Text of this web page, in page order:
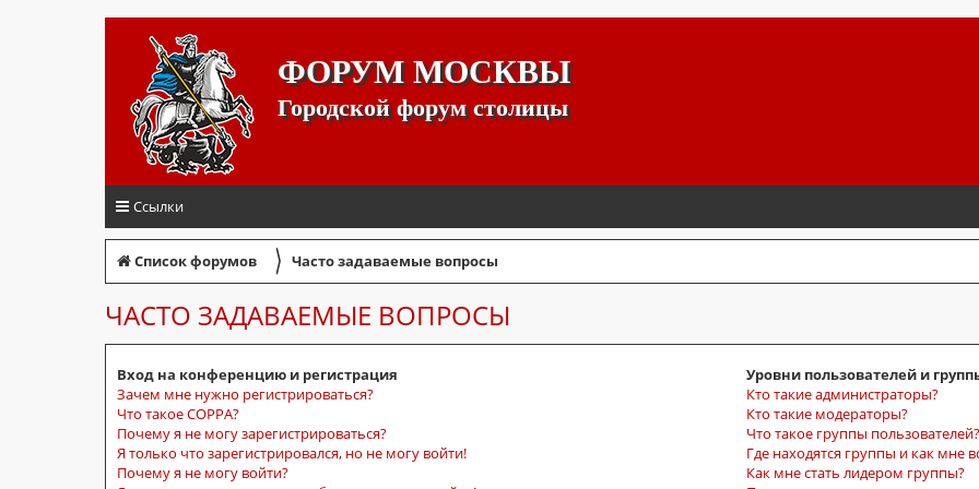
ФОРУМ МОСКВЫ
Городской форум столицы
Ссылки
Список форумов 〉 Часто задаваемые вопросы
ЧАСТО ЗАДАВАЕМЫЕ ВОПРОСЫ
Вход на конференцию и регистрация
Зачем мне нужно регистрироваться?
Что такое COPPA?
Почему я не могу зарегистрироваться?
Я только что зарегистрировался, но не могу войти!
Почему я не могу войти?
Уровни пользователей и
Кто такие администраторы?
Кто такие модераторы?
Что такое группы пользователей?
Где находятся группы и как мне
Как мне стать лидером группы?